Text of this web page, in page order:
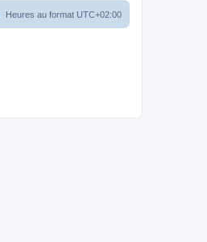
Heures au format UTC+02:00